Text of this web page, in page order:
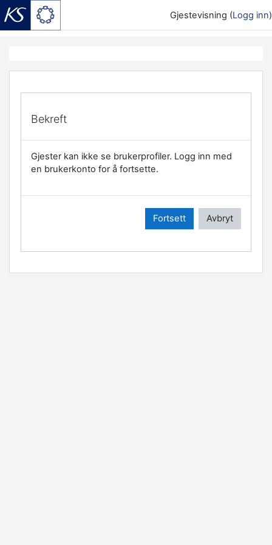
Gjestevisning (Logg inn)
Bekreft
Gjester kan ikke se brukerprofiler. Logg inn med
en brukerkonto for å fortsette.
Fortsett Avbryt